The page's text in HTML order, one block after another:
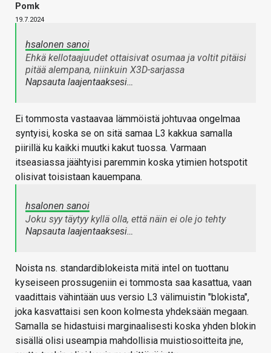
Pomk
19.7.2024
hsalonen sanoi
Ehkä kellotaajuudet ottaisivat osumaa ja voltit pitäisi
pitää alempana, niinkuin X3D-sarjassa
Napsauta laajentaaksesi…
Ei tommosta vastaavaa lämmöistä johtuvaa ongelmaa
syntyisi, koska se on sitä samaa L3 kakkua samalla
piirillä ku kaikki muutki kakut tuossa. Varmaan
itseasiassa jäähtyisi paremmin koska ytimien hotspotit
olisivat toisistaan kauempana.
hsalonen sanoi
Joku syy täytyy kyllä olla, että näin ei ole jo tehty
Napsauta laajentaaksesi…
Noista ns. standardiblokeista mitä intel on tuottanu
kyseiseen prossugeniin ei tommosta saa kasattua, vaan
vaadittais vähintään uus versio L3 välimuistin "blokista",
joka kasvattaisi sen koon kolmesta yhdeksään megaan.
Samalla se hidastuisi marginaalisesti koska yhden blokin
sisällä olisi useampia mahdollisia muistiosoitteita jne,